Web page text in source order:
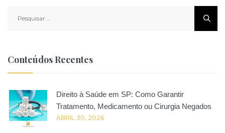
por:
Conteúdos Recentes
Direito à Saúde em SP: Como Garantir
Tratamento, Medicamento ou Cirurgia Negados
ABRIL 30, 2026